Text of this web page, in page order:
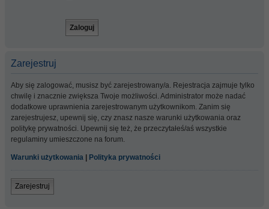
Zarejestruj
Aby się zalogować, musisz być zarejestrowany/a. Rejestracja zajmuje tylko
chwilę i znacznie zwiększa Twoje możliwości. Administrator może nadać
dodatkowe uprawnienia zarejestrowanym użytkownikom. Zanim się
zarejestrujesz, upewnij się, czy znasz nasze warunki użytkowania oraz
politykę prywatności. Upewnij się też, że przeczytałeś/aś wszystkie
regulaminy umieszczone na forum.
Warunki użytkowania Polityka prywatności
Zarejestruj